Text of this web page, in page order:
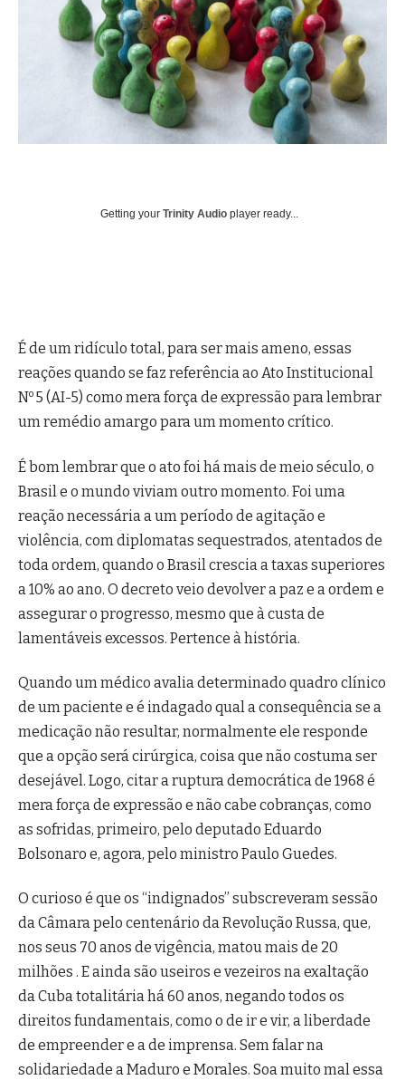
Getting your Trinity Audio player ready...
É de um ridículo total, para ser mais ameno, essas
reações quando se faz referência ao Ato Institucional
No 5 (AI-5) como mera força de expressão para lembrar
um remédio amargo para um momento crítico.
É bom lembrar que o ato foi há mais de meio século, o
Brasil e o mundo viviam outro momento. Foi uma
reação necessária a um período de agitação e
violência, com diplomatas sequestrados, atentados de
toda ordem, quando o Brasil crescia a taxas superiores
a 10% ao ano. O decreto veio devolver a paz e a ordem e
assegurar o progresso, mesmo que à custa de
lamentáveis excessos. Pertence à história.
Quando um médico avalia determinado quadro clínico
de um paciente e é indagado qual a consequência se a
medicação não resultar, normalmente ele responde
que a opção será cirúrgica, coisa que não costuma ser
desejável. Logo, citar a ruptura democrática de 1968 é
mera força de expressão e não cabe cobranças, como
as sofridas, primeiro, pelo deputado Eduardo
Bolsonaro e, agora, pelo ministro Paulo Guedes.
O curioso é que os “indignados” subscreveram sessão
da Câmara pelo centenário da Revolução Russa, que,
nos seus 70 anos de vigência, matou mais de 20
milhões . E ainda são useiros e vezeiros na exaltação
da Cuba totalitária há 60 anos, negando todos os
direitos fundamentais, como o de ir e vir, a liberdade
de empreender e a de imprensa. Sem falar na
solidariedade a Maduro e Morales. Soa muito mal essa